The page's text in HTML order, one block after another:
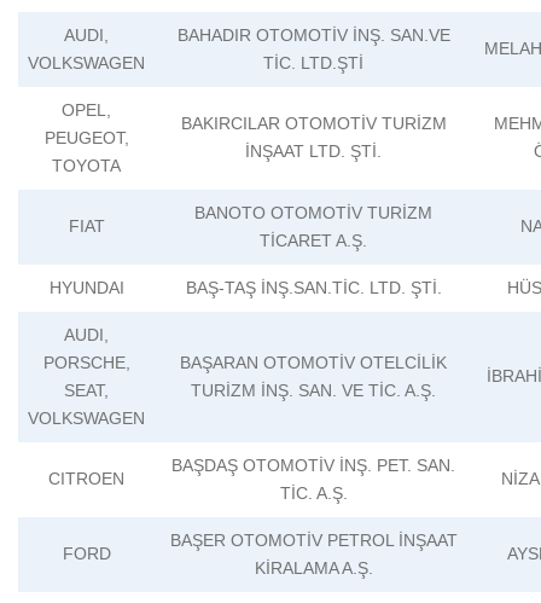
AUDI,
VOLKSWAGEN
BAHADIR OTOMOTİV İNŞ. SAN.VE
TİC. LTD.ŞTİ
OPEL,
PEUGEOT,
TOYOTA
BAKIRCILAR OTOMOTİV TURİZM
İNŞAAT LTD. ŞTİ.
FIAT
BANOTO OTOMOTİV TURİZM
TİCARET A.Ş.
HYUNDAI BAŞ-TAŞ İNŞ.SAN.TİC. LTD. ŞTİ.
AUDI,
PORSCHE,
SEAT,
VOLKSWAGEN
BAŞARAN OTOMOTİV OTELCİLİK
TURİZM İNŞ. SAN. VE TİC. A.Ş.
CITROEN
BAŞDAŞ OTOMOTİV İNŞ. PET. SAN.
TİC. A.Ş.
FORD
BAŞER OTOMOTİV PETROL İNŞAAT
KİRALAMA A.Ş.